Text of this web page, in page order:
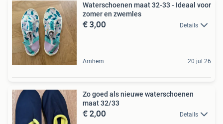
Waterschoenen maat 32-33 - Ideaal voor
zomer en zwemles
€ 3,00 Details
Arnhem 20 jul 26
Zo goed als nieuwe waterschoenen
maat 32/33
€ 2,00 Details